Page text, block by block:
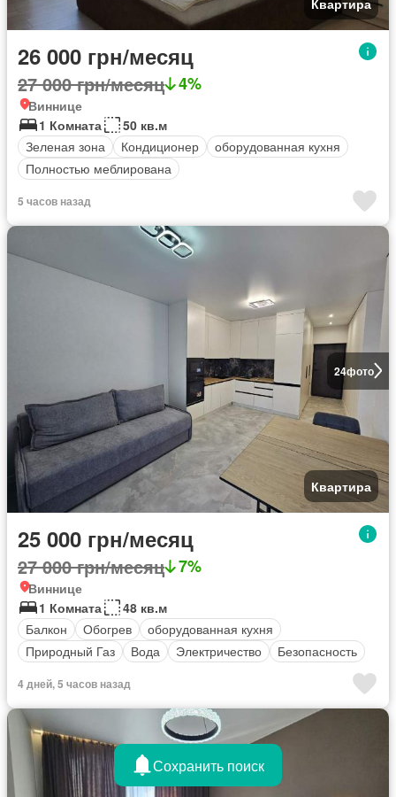
26 000 грн/месяц
27 000 грн/месяц 4%
Виннице
1 Комната
50 кв.м
Зеленая зона
Кондиционер
оборудованная кухня
Полностью меблирована
5 часов назад
24фото
Квартира
25 000 грн/месяц
27 000 грн/месяц 7%
Виннице
1 Комната
48 кв.м
Балкон
Обогрев
оборудованная кухня
Природный Газ
Вода Электричество Безопасность
4 дней, 5 часов назад
Сохранить поиск